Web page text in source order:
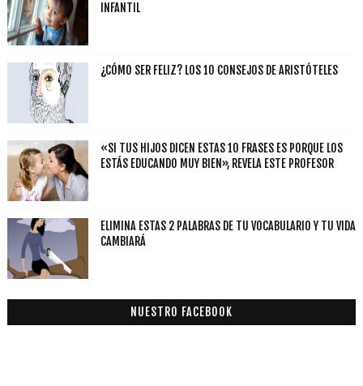
INFANTIL
¿CÓMO SER FELIZ? LOS 10 CONSEJOS DE ARISTÓTELES
«SI TUS HIJOS DICEN ESTAS 10 FRASES ES PORQUE LOS
ESTÁS EDUCANDO MUY BIEN», REVELA ESTE PROFESOR
ELIMINA ESTAS 2 PALABRAS DE TU VOCABULARIO Y TU VIDA
CAMBIARÁ
NUESTRO FACEBOOK